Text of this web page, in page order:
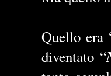
Quello era
diventato “